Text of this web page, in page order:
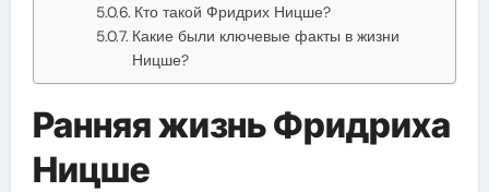
Кто такой Фридрих Ницше?
Какие были ключевые факты в жизни
Ницше?
Ранняя жизнь Фридриха
Ницше